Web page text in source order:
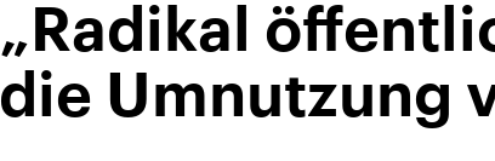
„Radikal
die Umnutzung